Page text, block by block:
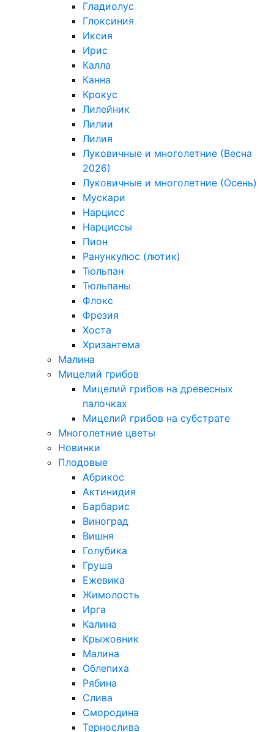
Гладиолус
Глоксиния
Иксия
Ирис
Калла
Канна
Крокус
Лилейник
Лилии
Лилия
Луковичные и многолетние (Весна
2026)
Луковичные и многолетние (Осень)
Мускари
Нарцисс
Нарциссы
Пион
Ранункулюс (лютик)
Тюльпан
Тюльпаны
Флокс
Фрезия
Хоста
Хризантема
Малина
Мицелий грибов
Мицелий грибов на древесных
палочках
Мицелий грибов на субстрате
Многолетние цветы
Новинки
Плодовые
Абрикос
Актинидия
Барбарис
Виноград
Вишня
Голубика
Груша
Ежевика
Жимолость
Ирга
Калина
Крыжовник
Малина
Облепиха
Рябина
Слива
Смородина
Тернослива